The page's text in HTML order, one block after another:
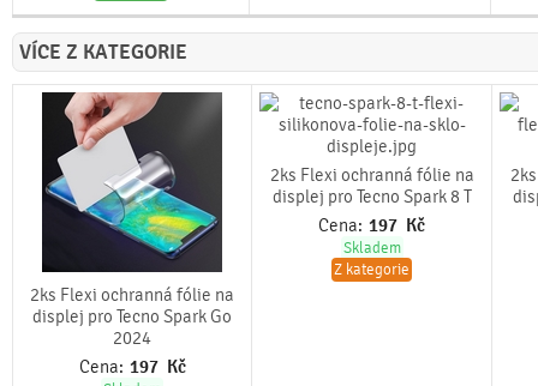
VÍCE Z KATEGORIE
2ks Flexi ochranná fólie na
displej pro Tecno Spark Go
2024
Cena: 197 Kč
2ks Flexi ochranná fólie na
displej pro Tecno Spark 8 T
Cena: 197 Kč
Skladem
Z kategorie